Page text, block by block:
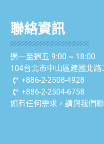
聯絡資訊
週一至週五 9:00 ~ 18:00
104台北市中山區建國北
+886-2-2508-4928
+886-2-2504-6758
如有任何需求，請與我們